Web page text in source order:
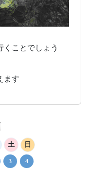
くことでしょう
ます
土 日
3 4